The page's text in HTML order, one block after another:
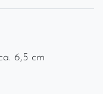
6,5 cm